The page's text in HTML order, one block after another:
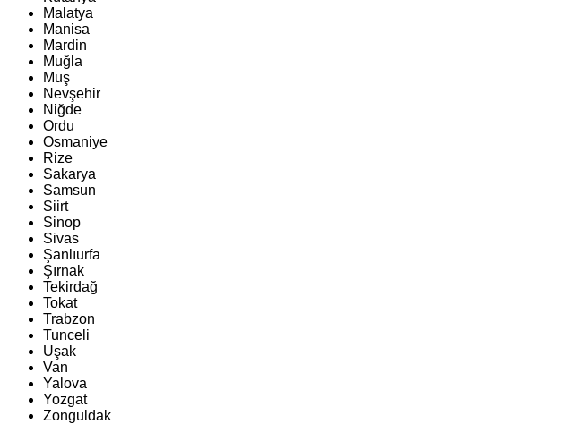
Malatya
Manisa
Mardin
Muğla
Muş
Nevşehir
Niğde
Ordu
Osmaniye
Rize
Sakarya
Samsun
Siirt
Sinop
Sivas
Şanlıurfa
Şırnak
Tekirdağ
Tokat
Trabzon
Tunceli
Uşak
Van
Yalova
Yozgat
Zonguldak